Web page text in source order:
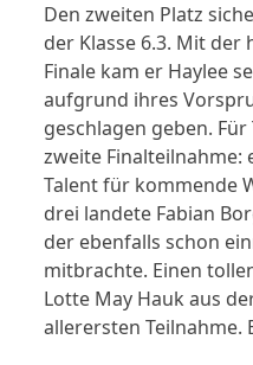
Den zweiten Platz
der Klasse 6.3. Mit
Finale kam er Haylee
aufgrund ihres
geschlagen geben.
zweite Finalteilnahme:
Talent für kommende
drei landete Fabian
der ebenfalls schon
mitbrachte. Einen
Lotte May Hauk aus
allerersten Teilnahme.